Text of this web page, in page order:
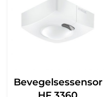
Bevegelsessensor